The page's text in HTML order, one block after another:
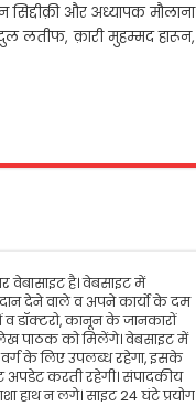
सिद्दीक़ी और अध्यापक मौलाना
लतीफ, क़ारी मुहम्मद हारून,
वेबासाइट है। वेबसाइट में
देने वाले व अपने कार्यो के दम
डॉक्टरो, कानून के जानकारों
लेख पाठक को मिलेंगे। वेबसाइट में
वर्ग के लिए उपलब्ध रहेगा, इसके
करती रहेगी। संपादकीय
हाथ न लगे। साइट 24 घंटे प्रयोग